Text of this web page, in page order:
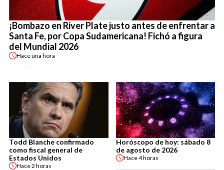
¡Bombazo en River Plate justo antes de enfrentar a
Santa Fe, por Copa Sudamericana! Fichó a figura
del Mundial 2026
Haceuna hora
Todd Blanche confirmado
como fiscal general de
Estados Unidos
Hace2 horas
Horóscopo de hoy: sábado 8
de agosto de 2026
Hace4 horas